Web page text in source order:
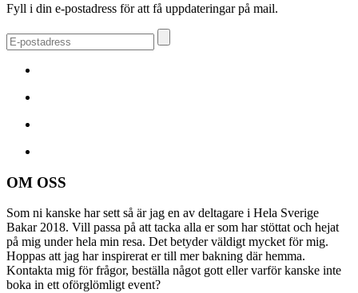
Fyll i din e-postadress för att få uppdateringar på mail.
OM OSS
Som ni kanske har sett så är jag en av deltagare i Hela Sverige
Bakar 2018. Vill passa på att tacka alla er som har stöttat och hejat
på mig under hela min resa. Det betyder väldigt mycket för mig.
Hoppas att jag har inspirerat er till mer bakning där hemma.
Kontakta mig för frågor, beställa något gott eller varför kanske inte
boka in ett oförglömligt event?